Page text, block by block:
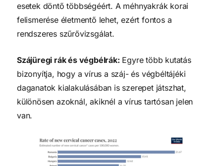
esetek döntő többségéért. A méhnyakrák korai
felismerése életmentő lehet, ezért fontos a
rendszeres szűrővizsgálat.
Szájüregi rák és végbélrák: Egyre több kutatás
bizonyítja, hogy a vírus a száj- és végbéltájéki
daganatok kialakulásában is szerepet játszhat,
különösen azoknál, akiknél a vírus tartósan jelen
van.